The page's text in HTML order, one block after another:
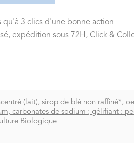
qu'à 3 clics d'une bonne action
expédition sous 72H, Click &
(lait), sirop de blé non raffiné*,
carbonates de sodium ; gélifiant :
Biologique